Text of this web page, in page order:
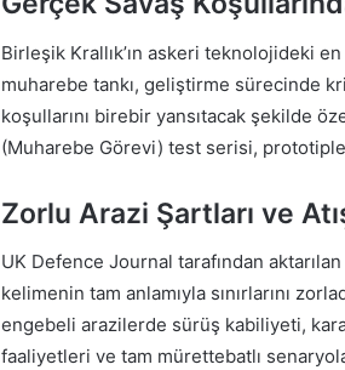
Birleşik Krallık’ın askeri teknolojideki
muharebe tankı, geliştirme sürecinde
koşullarını birebir yansıtacak şekilde
(Muharebe Görevi) test serisi,
Zorlu Arazi Şartları ve
UK Defence Journal tarafından
kelimenin tam anlamıyla sınırlarını
engebeli arazilerde sürüş kabiliyeti,
faaliyetleri ve tam mürettebatlı